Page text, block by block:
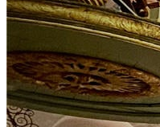
8. august 2026